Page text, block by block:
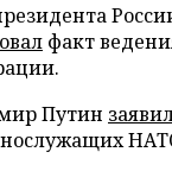
факт
Путин